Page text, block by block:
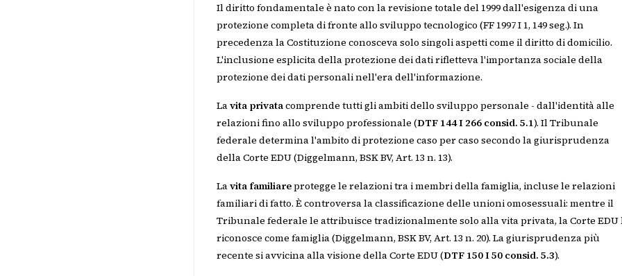
Il diritto fondamentale è nato con la revisione totale del 1999 dall'esigenza di una
protezione completa di fronte allo sviluppo tecnologico (FF 1997 I 1, 149 seg.). In
precedenza la Costituzione conosceva solo singoli aspetti come il diritto di domicilio.
L'inclusione esplicita della protezione dei dati rifletteva l'importanza sociale della
protezione dei dati personali nell'era dell'informazione.
Lavita privatacomprende tutti gli ambiti dello sviluppo personale - dall'identità alle
relazioni fino allo sviluppo professionale (DTF 144 I 266 consid. 5.1). Il Tribunale
federale determina l'ambito di protezione caso per caso secondo la giurisprudenza
della Corte EDU (Diggelmann, BSK BV, Art. 13 n. 13).
Lavita familiareprotegge le relazioni tra i membri della famiglia, incluse le relazioni
familiari di fatto. È controversa la classificazione delle unioni omosessuali: mentre il
Tribunale federale le attribuisce tradizionalmente solo alla vita privata, la Corte EDU
riconosce come famiglia (Diggelmann, BSK BV, Art. 13 n. 20). La giurisprudenza più
recente si avvicina alla visione della Corte EDU (DTF 150 I 50 consid. 5.3).